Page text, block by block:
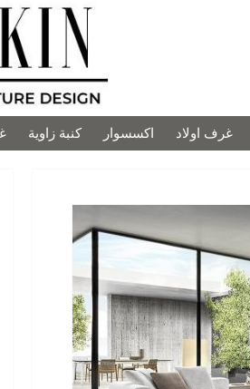
كنبة زاوية اكسسوار غرف اولاد